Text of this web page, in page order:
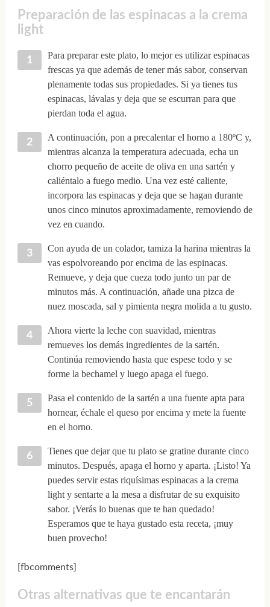
Preparación de las espinacas a la crema
light
Para preparar este plato, lo mejor es utilizar espinacas
frescas ya que además de tener más sabor, conservan
plenamente todas sus propiedades. Si ya tienes tus
espinacas, lávalas y deja que se escurran para que
pierdan toda el agua.
A continuación, pon a precalentar el horno a 180ºC y,
mientras alcanza la temperatura adecuada, echa un
chorro pequeño de aceite de oliva en una sartén y
caliéntalo a fuego medio. Una vez esté caliente,
incorpora las espinacas y deja que se hagan durante
unos cinco minutos aproximadamente, removiendo de
vez en cuando.
Con ayuda de un colador, tamiza la harina mientras la
vas espolvoreando por encima de las espinacas.
Remueve, y deja que cueza todo junto un par de
minutos más. A continuación, añade una pizca de
nuez moscada, sal y pimienta negra molida a tu gusto.
Ahora vierte la leche con suavidad, mientras
remueves los demás ingredientes de la sartén.
Continúa removiendo hasta que espese todo y se
forme la bechamel y luego apaga el fuego.
Pasa el contenido de la sartén a una fuente apta para
hornear, échale el queso por encima y mete la fuente
en el horno.
Tienes que dejar que tu plato se gratine durante cinco
minutos. Después, apaga el horno y aparta. ¡Listo! Ya
puedes servir estas riquísimas espinacas a la crema
light y sentarte a la mesa a disfrutar de su exquisito
sabor. ¡Verás lo buenas que te han quedado!
Esperamos que te haya gustado esta receta, ¡muy
buen provecho!
[fbcomments]
Otras alternativas que te encantarán